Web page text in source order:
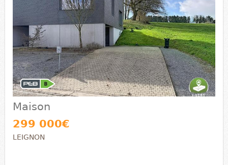
Maison
299 000€
LEIGNON